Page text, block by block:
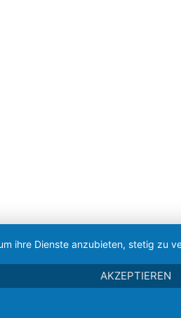
ihre Dienste anzubieten, stetig zu
AKZEPTIEREN